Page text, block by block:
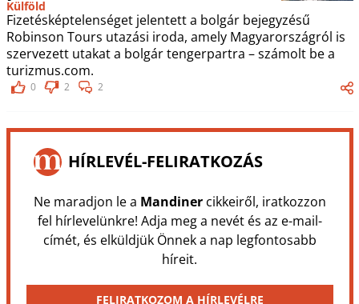
Külföld
Fizetésképtelenséget jelentett a bolgár bejegyzésű
Robinson Tours utazási iroda, amely Magyarországról is
szervezett utakat a bolgár tengerpartra – számolt be a
turizmus.com.
0 2 2
HÍRLEVÉL-FELIRATKOZÁS
Ne maradjon le a Mandinercikkeiről, iratkozzon
fel hírlevelünkre! Adja meg a nevét és az e-mail-
címét, és elküldjük Önnek a nap legfontosabb
híreit.
FELIRATKOZOM A HÍRLEVÉLRE